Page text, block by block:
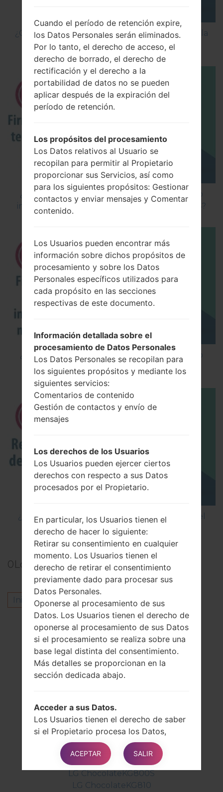
¿Cómo Activar las Opciones de Desarrollador y la
Depuración USB en LG?
¿Cómo instalar Firmware Oficial en el teléfono
inteligente de LG mediante LG Flash Tool 2014?
¿Cómo instalar Firmware Oficial en el teléfono
inteligente de LG mediante LG UP?
¿Cómo restablecer datos de fábrica a través del
menú en LG GB410?
0Los comentarios
Inicie la sesiónpara dejar su comentario.
Otros modelos de esta serie
LG ChocolateBL20
LG ChocolateBL20CF
LG ChocolateBL20DF
LG ChocolateBL20E
LG ChocolateBL40
LG ChocolateBL40E
LG ChocolateBL40F
LG ChocolateBL40G
LG ChocolateKG800
LG ChocolateKG800S
LG ChocolateKG810
Cuando el período de retención expire,
los Datos Personales serán eliminados.
Por lo tanto, el derecho de acceso, el
derecho de borrado, el derecho de
rectificación y el derecho a la
portabilidad de datos no se pueden
aplicar después de la expiración del
período de retención.
Los propósitos del procesamiento
Los Datos relativos al Usuario se
recopilan para permitir al Propietario
proporcionar sus Servicios, así como
para los siguientes propósitos: Gestionar
contactos y enviar mensajes y Comentar
contenido.
Los Usuarios pueden encontrar más
información sobre dichos propósitos de
procesamiento y sobre los Datos
Personales específicos utilizados para
cada propósito en las secciones
respectivas de este documento.
Información detallada sobre el
procesamiento de Datos Personales
Los Datos Personales se recopilan para
los siguientes propósitos y mediante los
siguientes servicios:
Comentarios de contenido
Gestión de contactos y envío de
mensajes
Los derechos de los Usuarios
Los Usuarios pueden ejercer ciertos
derechos con respecto a sus Datos
procesados por el Propietario.
En particular, los Usuarios tienen el
derecho de hacer lo siguiente:
Retirar su consentimiento en cualquier
momento. Los Usuarios tienen el
derecho de retirar el consentimiento
previamente dado para procesar sus
Datos Personales.
Oponerse al procesamiento de sus
Datos. Los Usuarios tienen el derecho de
oponerse al procesamiento de sus Datos
si el procesamiento se realiza sobre una
base legal distinta del consentimiento.
Más detalles se proporcionan en la
sección dedicada abajo.
Acceder a sus Datos.
Los Usuarios tienen el derecho de saber
si el Propietario procesa los Datos,
obtener información sobre ciertos
aspectos del procesamiento y obtener
una copia de los Datos que se están
procesando.
ACEPTAR SALIR